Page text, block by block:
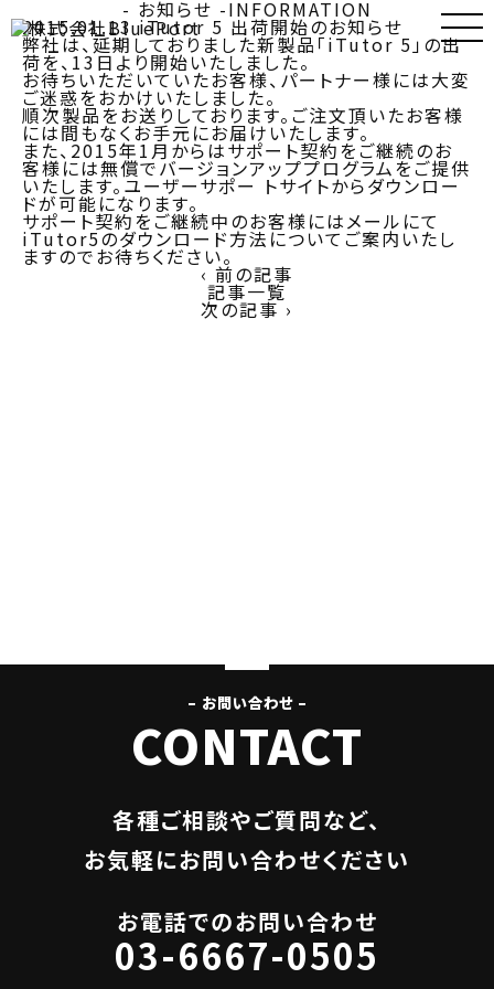
- お知らせ -INFORMATION
2015.01.13iTutor 5 出荷開始のお知らせ
弊社は、延期しておりました新製品「iTutor 5」の出
荷を、13日より開始いたしました。
お待ちいただいていたお客様、パートナー様には大変
ご迷惑をおかけいたしました。
順次製品をお送りしております。ご注文頂いたお客様
には間もなくお手元にお届けいたします。
また、2015年1月からはサポート契約をご継続のお
客様には無償でバージョンアッププログラムをご提供
いたします。ユーザーサポー トサイトからダウンロー
ドが可能になります。
サポート契約をご継続中のお客様にはメールにて
iTutor5のダウンロード方法についてご案内いたし
ますのでお待ちください。
‹ 前の記事
記事一覧
次の記事 ›
– お問い合わせ –
CONTACT
各種ご相談やご質問など、
お気軽にお問い合わせください
お電話でのお問い合わせ
03-6667-0505